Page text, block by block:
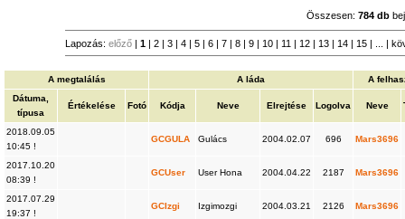
Összesen:784 db
Lapozás:előző |1 | 2 | 3 | 4 | 5 | 6 | 7 | 8 | 9 | 10 | 11 | 12 | 13 | 14 | 15 | ... |
A megtalálás A láda
A
Dátuma,
típusa
Értékelése Fotó Kódja Neve Elrejtése Logolva Neve
2018.09.05
10:45 !
GCGULA Gulács 2004.02.07 696 Mars3696
2017.10.20
08:39 !
GCUser User Hona 2004.04.22 2187 Mars3696
2017.07.29
19:37 !
GCIzgi Izgimozgi 2004.03.21 2126 Mars3696